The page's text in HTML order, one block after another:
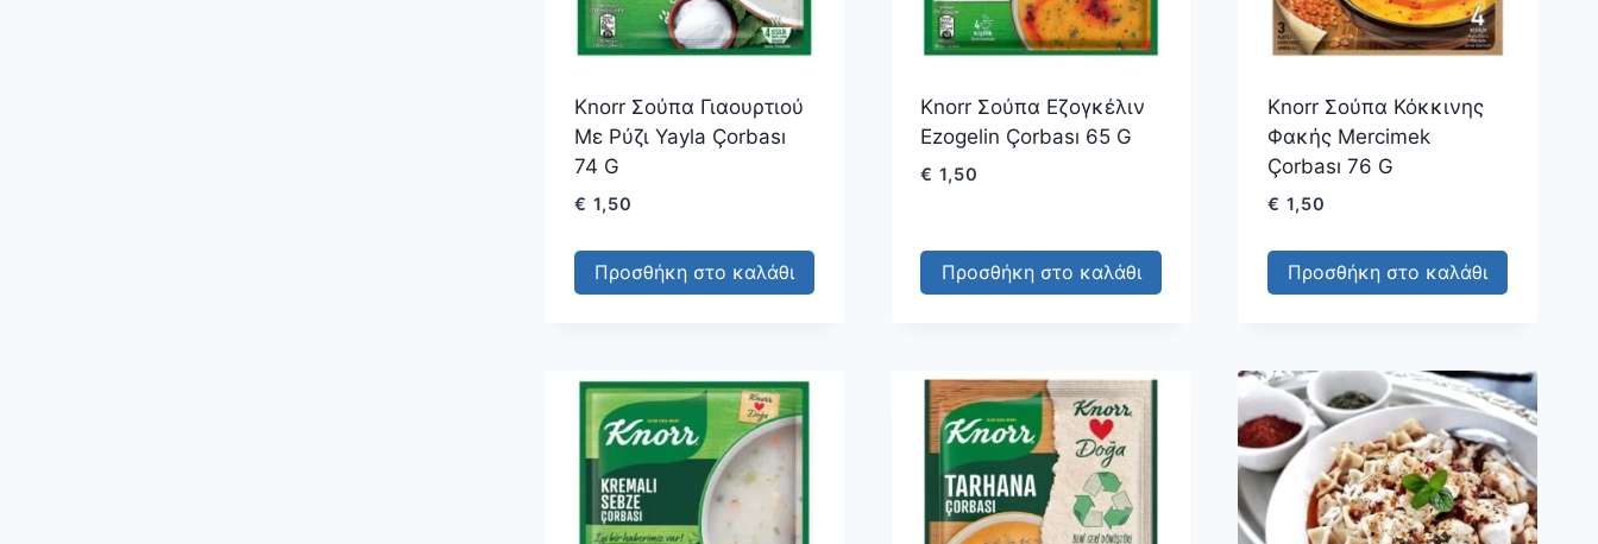
Knorr Σούπα Γιαουρτιού
Με Ρύζι Yayla Çorbası
74 G
€ 1,50
Προσθήκη στο καλάθι
Knorr Σούπα Εζογκέλιν
Ezogelin Çorbası 65 G
€ 1,50
Προσθήκη στο καλάθι
Knorr Σούπα Κόκκινης
Φακής Mercimek
Çorbası 76 G
€ 1,50
Προσθήκη στο καλάθι